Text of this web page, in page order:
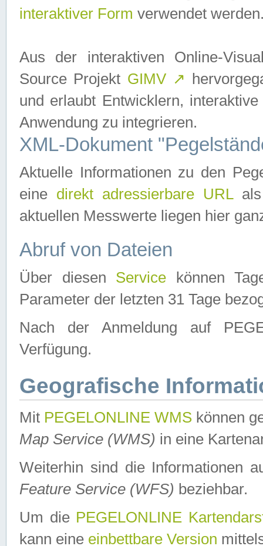
interaktiver Form verwendet
Aus der interaktiven Online-
Source Projekt GIMV ↗
und erlaubt Entwicklern,
Anwendung zu integrieren.
XML-Dokument
Aktuelle Informationen zu den
eine direkt adressierbare URLals
aktuellen Messwerte liegen hier
Abruf von Dateien
Über diesen Service können
Parameter der letzten 31 Tage
Nach der Anmeldung auf
Verfügung.
Geografische
Mit PEGELONLINE WMS können
Map Service (WMS) in eine
Weiterhin sind die Informationen
Feature Service (WFS) beziehbar.
Um die PEGELONLINE
kann eine einbettbare Version